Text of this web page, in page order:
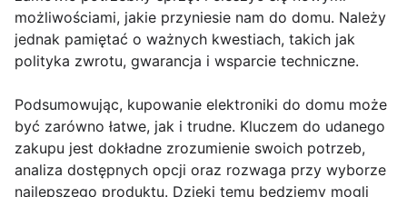
możliwościami, jakie przyniesie nam do domu. Należy
jednak pamiętać o ważnych kwestiach, takich jak
polityka zwrotu, gwarancja i wsparcie techniczne.
Podsumowując, kupowanie elektroniki do domu może
być zarówno łatwe, jak i trudne. Kluczem do udanego
zakupu jest dokładne zrozumienie swoich potrzeb,
analiza dostępnych opcji oraz rozwaga przy wyborze
najlepszego produktu. Dzięki temu będziemy mogli